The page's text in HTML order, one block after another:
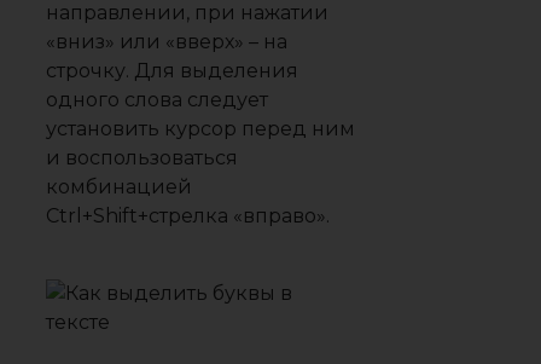
направлении, при нажатии
«вниз» или «вверх» – на
строчку. Для выделения
одного слова следует
установить курсор перед ним
и воспользоваться
комбинацией
Ctrl+Shift+стрелка «вправо».